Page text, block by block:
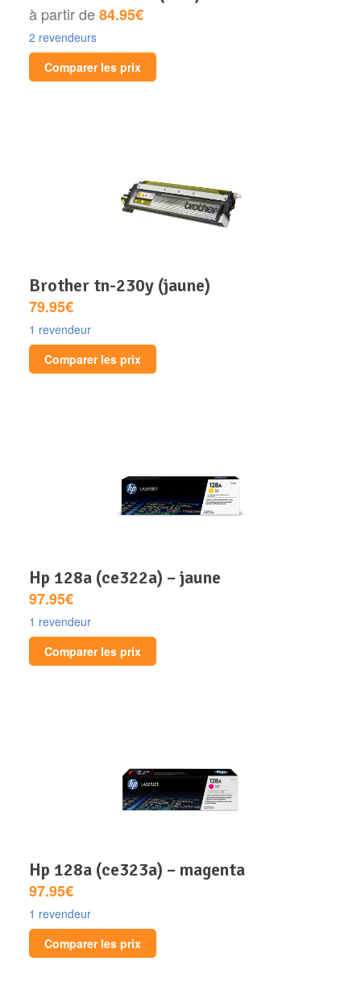
à partir de84.95€
2 revendeurs
Comparer les prix
brother tn-230y (jaune)
79.95€
1 revendeur
Comparer les prix
hp 128a (ce322a) – jaune
97.95€
1 revendeur
Comparer les prix
hp 128a (ce323a) – magenta
97.95€
1 revendeur
Comparer les prix